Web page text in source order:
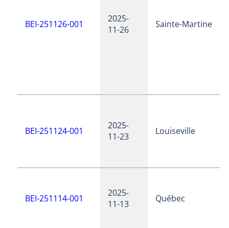
BEI-251126-001
2025-
11-26
Sainte-Martine
BEI-251124-001
2025-
11-23
Louiseville
BEI-251114-001
2025-
11-13
Québec